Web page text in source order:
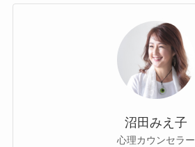
沼田みえ子
心理カウンセラー